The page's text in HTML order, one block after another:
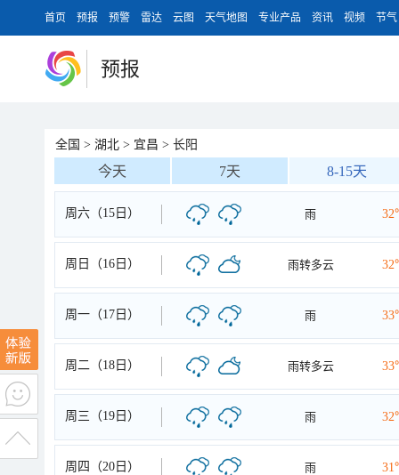
首页 预报 预警 雷达 云图 天气地图 专业产品 资讯 视频 节气
预报
全国 > 湖北 > 宜昌 > 长阳
今天 7天 8-15天
周六（15日） 雨
周日（16日） 雨转多云
周一（17日） 雨
周二（18日） 雨转多云
周三（19日） 雨
周四（20日） 雨